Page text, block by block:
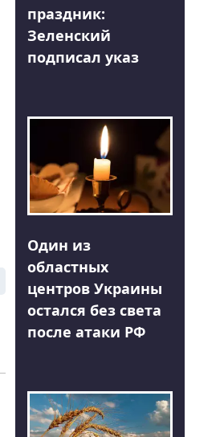
праздник:
Зеленский
подписал указ
Один из
областных
центров Украины
остался без света
после атаки РФ